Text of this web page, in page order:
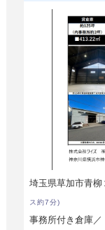
埼玉県草加市青
ス約7分)
事務所付き倉庫